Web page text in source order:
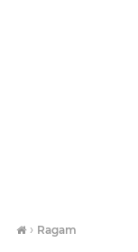
› Ragam